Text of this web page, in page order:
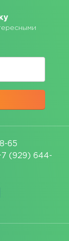
65
(929) 644-